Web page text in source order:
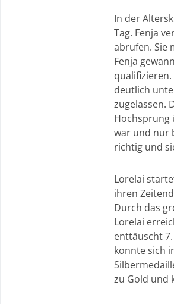
In der
Tag. Fenja
abrufen. Sie
Fenja
deutlich
zugelassen.
Hochsprung
war und nur
richtig und
Lorelai
ihren
Durch das
Lorelai
enttäuscht
konnte sich
zu Gold und